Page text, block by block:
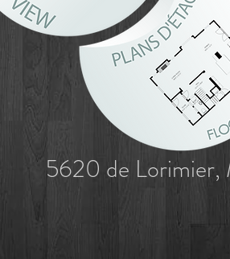
5620 de Lorimier,